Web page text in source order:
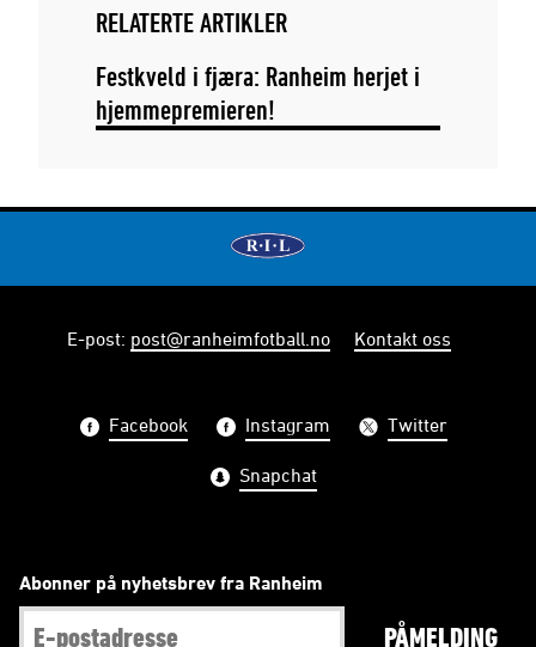
RELATERTE ARTIKLER
Festkveld i fjæra: Ranheim herjet i
hjemmepremieren!
E-post: post@ranheimfotball.no Kontakt oss
Facebook Instagram Twitter
Snapchat
Abonner på nyhetsbrev fra Ranheim
PÅMELDING